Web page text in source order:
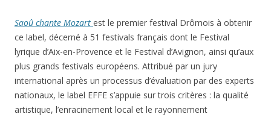
Saoû chante Mozart est le premier festival Drômois à obtenir
ce label, décerné à 51 festivals français dont le Festival
lyrique d’Aix-en-Provence et le Festival d’Avignon, ainsi qu’aux
plus grands festivals européens. Attribué par un jury
international après un processus d’évaluation par des experts
nationaux, le label EFFE s’appuie sur trois critères : la qualité
artistique, l’enracinement local et le rayonnement